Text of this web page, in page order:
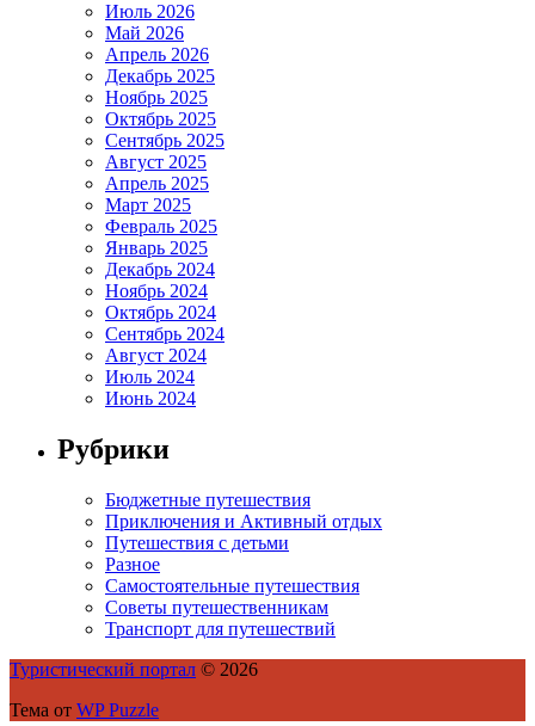
Июль 2026
Май 2026
Апрель 2026
Декабрь 2025
Ноябрь 2025
Октябрь 2025
Сентябрь 2025
Август 2025
Апрель 2025
Март 2025
Февраль 2025
Январь 2025
Декабрь 2024
Ноябрь 2024
Октябрь 2024
Сентябрь 2024
Август 2024
Июль 2024
Июнь 2024
Рубрики
Бюджетные путешествия
Приключения и Активный отдых
Путешествия с детьми
Разное
Самостоятельные путешествия
Советы путешественникам
Транспорт для путешествий
Туристический портал © 2026
Тема от WP Puzzle